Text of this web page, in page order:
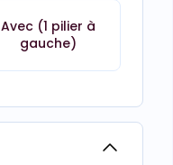
Avec (1 pilier à
gauche)